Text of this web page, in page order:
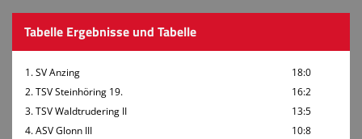
Tabelle Ergebnisse und Tabelle
1. SV Anzing
18:0
2. TSV Steinhöring 19.
16:2
3. TSV Waldtrudering II
13:5
4. ASV Glonn III
10:8